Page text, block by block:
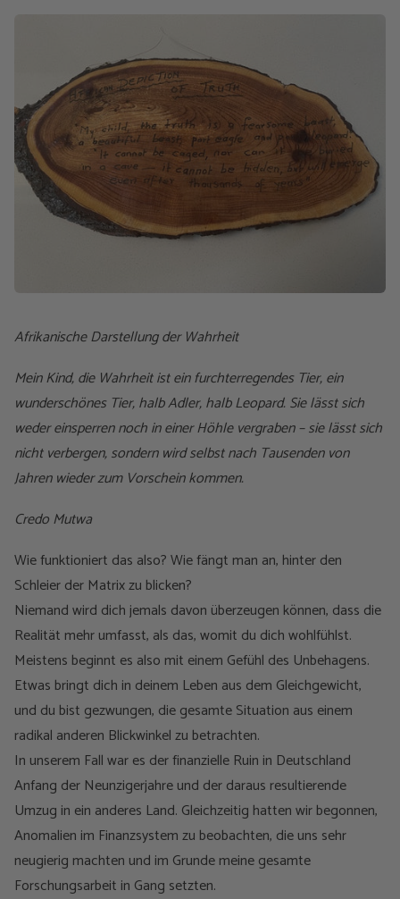
Afrikanische Darstellung der Wahrheit
Mein Kind, die Wahrheit ist ein furchterregendes Tier, ein
wunderschönes Tier, halb Adler, halb Leopard. Sie lässt sich
weder einsperren noch in einer Höhle vergraben – sie lässt sich
nicht verbergen, sondern wird selbst nach Tausenden von
Jahren wieder zum Vorschein kommen.
Credo Mutwa
Wie funktioniert das also? Wie fängt man an, hinter den
Schleier der Matrix zu blicken?
Niemand wird dich jemals davon überzeugen können, dass die
Realität mehr umfasst, als das, womit du dich wohlfühlst.
Meistens beginnt es also mit einem Gefühl des Unbehagens.
Etwas bringt dich in deinem Leben aus dem Gleichgewicht,
und du bist gezwungen, die gesamte Situation aus einem
radikal anderen Blickwinkel zu betrachten.
In unserem Fall war es der finanzielle Ruin in Deutschland
Anfang der Neunzigerjahre und der daraus resultierende
Umzug in ein anderes Land. Gleichzeitig hatten wir begonnen,
Anomalien im Finanzsystem zu beobachten, die uns sehr
neugierig machten und im Grunde meine gesamte
Forschungsarbeit in Gang setzten.